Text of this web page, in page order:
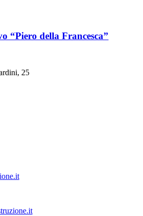
“Piero della Francesca”
25